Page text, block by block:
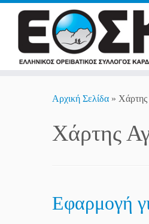
Αρχική Σελίδα »
Χάρτης
Εφαρμογή